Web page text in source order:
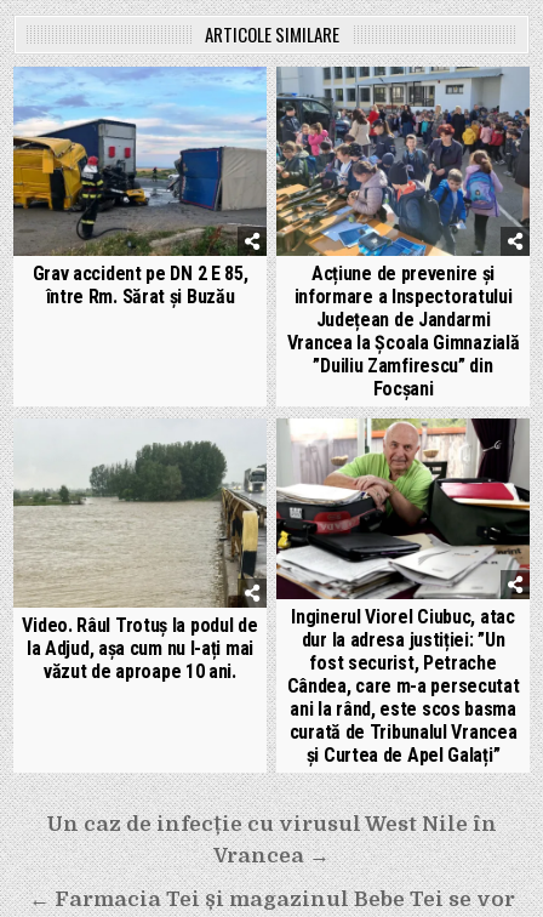
ARTICOLE SIMILARE
Grav accident pe DN 2 E 85,
între Rm. Sărat și Buzău
Acțiune de prevenire și
informare a Inspectoratului
Județean de Jandarmi
Vrancea la Școala Gimnazială
”Duiliu Zamfirescu” din
Focșani
Video. Râul Trotuș la podul de
la Adjud, așa cum nu l-ați mai
văzut de aproape 10 ani.
Inginerul Viorel Ciubuc, atac
dur la adresa justiției: ”Un
fost securist, Petrache
Cândea, care m-a persecutat
ani la rând, este scos basma
curată de Tribunalul Vrancea
și Curtea de Apel Galați”
Navigare
în
articole
Un caz de infecție cu virusul West Nile în
Vrancea →
← Farmacia Tei și magazinul Bebe Tei se vor